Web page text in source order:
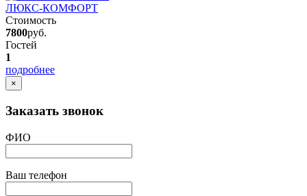
ЛЮКС-КОМФОРТ
Стоимость
7800руб.
Гостей
1
подробнее
×
Заказать звонок
ФИО
Ваш телефон